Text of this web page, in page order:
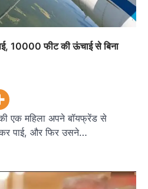
10000 फीट की ऊंचाई से बिना
एक महिला अपने बॉयफ्रेंड से
कर पाई, और फिर उसने…
में शिक्षा-स्वास्थ्य व्यवस्था पर फूटा
गुस्सा, मंत्री और सरकार का पुतला
August 6, 2026
में कांग्रेस का प्रदर्शन, स्वास्थ्य मंत्री व शिक्षा
उत्तराखण्ड
में युवा कांग्रेस की जिला बैठक, 8
खड़गे की हल्द्वानी रैली को सफल
लिया संकल्प
के तहत कई नई नियुक्तियां, बूथ स्तर तक
करने और युवाओं…